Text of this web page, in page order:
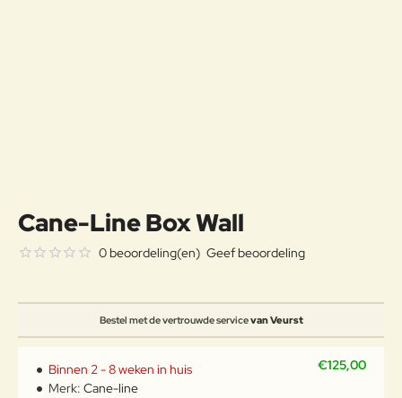
Cane-Line Box Wall
Bestel met de vertrouwde servicevan Veurst
0 beoordeling(en) Geef beoordeling
€125,00
Binnen 2 - 8 weken in huis
Merk: Cane-line